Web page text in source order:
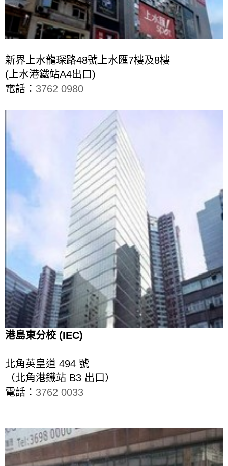
新界上水龍琛路48號上水匯7樓及8樓
(上水港鐵站A4出口)
電話： 3762 0980
港島東分校 (IEC)
北角英皇道 494 號
（北角港鐵站 B3 出口）
電話： 3762 0033